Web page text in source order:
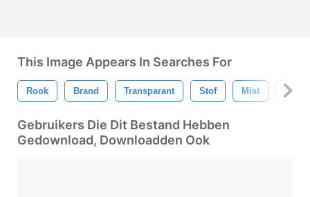
This Image Appears In Searches For
Rook Brand Transparant Stof Mist
Gebruikers Die Dit Bestand Hebben
Gedownload, Downloadden Ook